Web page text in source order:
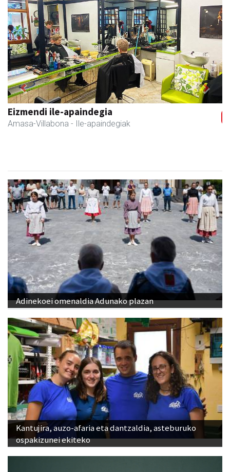
Eizmendi ile-apaindegia
Amasa-Villabona - Ile-apaindegiak
Previous Next
Adinekoei omenaldia Adunako plazan
Kantujira, auzo-afaria eta dantzaldia, asteburuko
ospakizunei ekiteko